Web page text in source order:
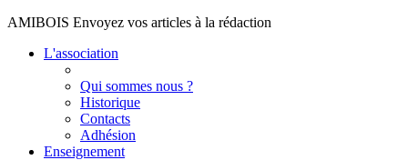
AMIBOIS Envoyez vos articles à la rédaction
L'association
Qui sommes nous ?
Historique
Contacts
Adhésion
Enseignement